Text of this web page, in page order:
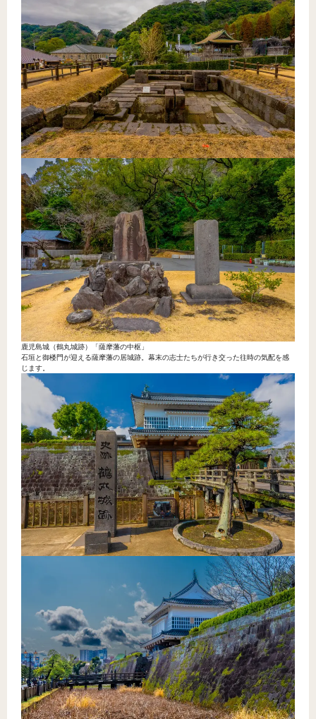
鹿児島城（鶴丸城跡）「薩摩藩の中枢」
石垣と御楼門が迎える薩摩藩の居城跡。幕末の志士たちが行き交った往時の気配を感
じます。